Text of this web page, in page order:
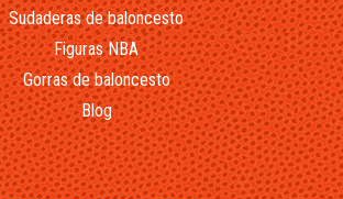
Sudaderas de baloncesto
Figuras NBA
Gorras de baloncesto
Blog